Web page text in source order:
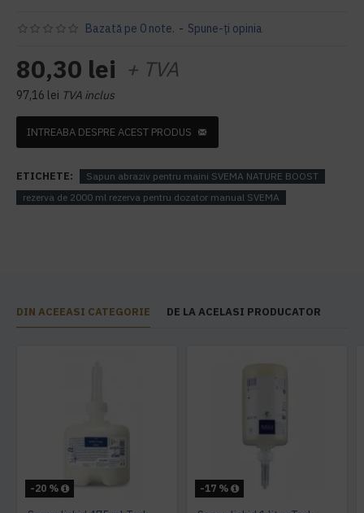
Bazată pe 0 note. - Spune-ţi opinia
80,30 lei + TVA
97,16 lei TVA inclus
INTREABA DESPRE ACEST PRODUS
ETICHETE:
Sapun abraziv pentru maini SVEMA NATURE BOOST
rezerva de 2000 ml rezerva pentru dozator manual SVEMA
DIN ACEEASI CATEGORIE DE LA ACELASI PRODUCATOR
-20 % -17 %